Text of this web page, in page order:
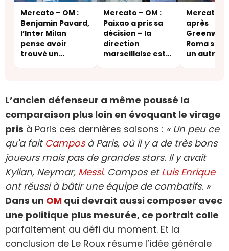
Mercato – OM :
Benjamin Pavard,
l’Inter Milan
pense avoir
trouvé un
Mercato – OM :
Paixao a pris sa
décision – la
direction
marseillaise est
Mercato –
après
Roma
un autre
L’ancien défenseur a même poussé la
comparaison plus loin en évoquant le virage
pris à Paris ces dernières saisons : « Un peu ce
qu'a fait Camposà Paris, où il y a de très bons
joueurs mais pas de grandes stars. Il y avait
Kylian, Neymar, Messi. Campos etLuis Enrique
ont réussi à bâtir une équipe de combatifs. »
Dans un OM qui devrait aussi composer avec
une politique plus mesurée, ce portrait colle
parfaitement au défi du moment. Et la
conclusion de Le Roux résume l’idée générale